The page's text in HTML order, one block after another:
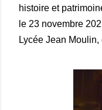
histoire et
le 23 novembre
Lycée Jean